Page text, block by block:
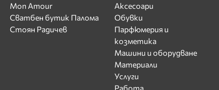
Mon Amour
Сватбен бутик Палома
Стоян Радичев
Аксесоари
Обувки
Парфюмерия и
козметика
Машини и оборудване
Материали
Услуги
Работа